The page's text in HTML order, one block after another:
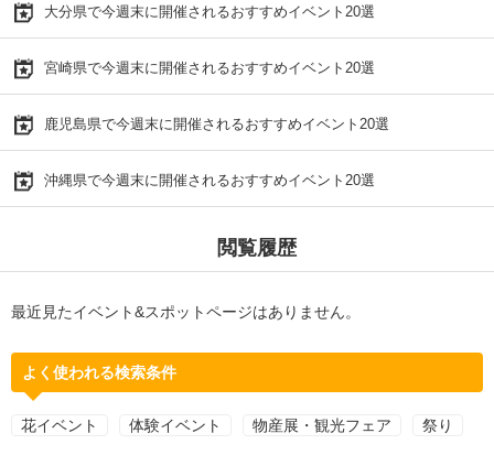
大分県で今週末に開催されるおすすめイベント20選
宮崎県で今週末に開催されるおすすめイベント20選
鹿児島県で今週末に開催されるおすすめイベント20選
沖縄県で今週末に開催されるおすすめイベント20選
閲覧履歴
最近見たイベント&スポットページはありません。
よく使われる検索条件
花イベント 体験イベント 物産展・観光フェア 祭り